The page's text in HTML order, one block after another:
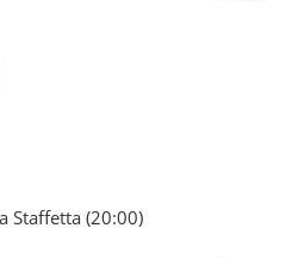
Staffetta (20:00)